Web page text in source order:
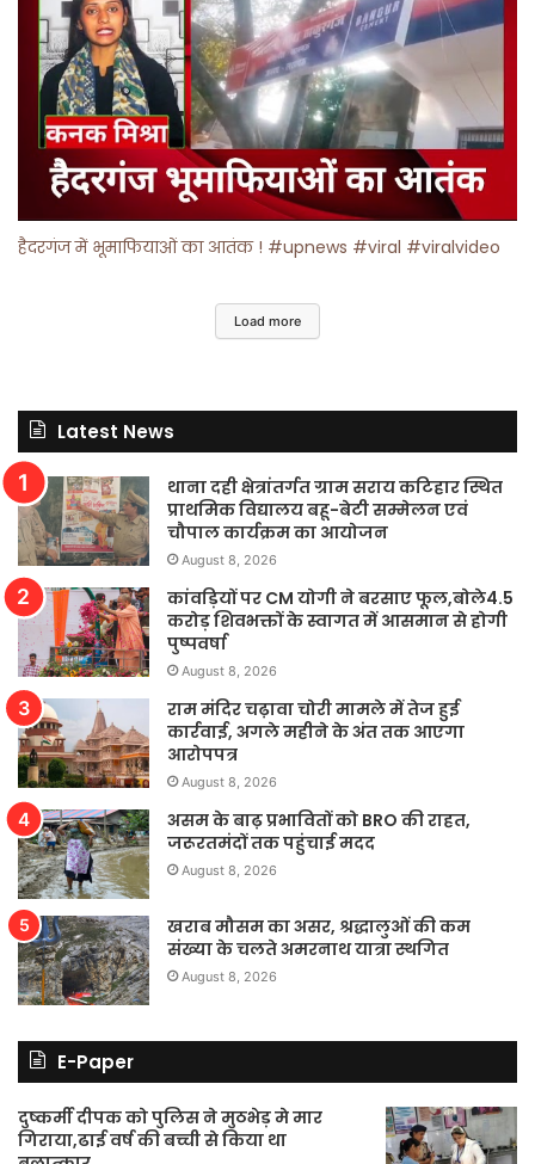
हैदरगंज में भूमाफियाओं का आतंक ! #upnews #viral #viralvideo
Load more
Latest News
थाना दही क्षेत्रांतर्गत ग्राम सराय कटिहार स्थित
प्राथमिक विद्यालय बहू-बेटी सम्मेलन एवं
चौपाल कार्यक्रम का आयोजन
August 8, 2026
कांवड़ियों पर CM योगी ने बरसाए फूल,बोले4.5
करोड़ शिवभक्तों के स्वागत में आसमान से होगी
पुष्पवर्षा
August 8, 2026
राम मंदिर चढ़ावा चोरी मामले में तेज हुई
कार्रवाई, अगले महीने के अंत तक आएगा
आरोपपत्र
August 8, 2026
असम के बाढ़ प्रभावितों को BRO की राहत,
जरूरतमंदों तक पहुंचाई मदद
August 8, 2026
खराब मौसम का असर, श्रद्धालुओं की कम
संख्या के चलते अमरनाथ यात्रा स्थगित
August 8, 2026
E-Paper
दुष्कर्मी दीपक को पुलिस ने मुठभेड़ मे मार
गिराया,ढाई वर्ष की बच्ची से किया था